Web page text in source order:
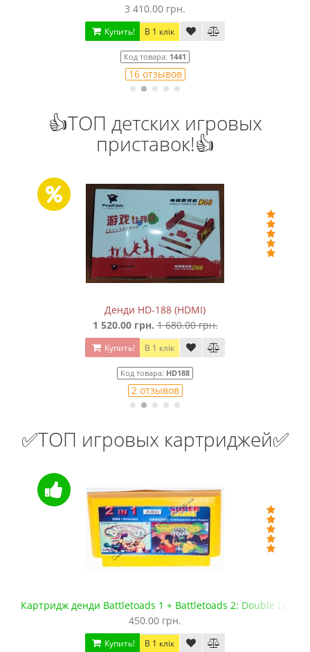
3 410.00 грн.
Купить! В 1 клік
Код товара: 1441
16 отзывов
👍ТОП детских игровых
приставок!👍
Денди HD-188 (HDMI)
1 520.00 грн. 1 680.00 грн.
Купить! В 1 клік
Код товара: HD188
2 отзывов
✅ТОП игровых картриджей✅
Картридж денди Battletoads 1 + Battletoads 2: Double
450.00 грн.
Купить! В 1 клік